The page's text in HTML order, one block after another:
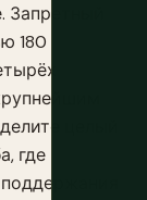
180
целый
где